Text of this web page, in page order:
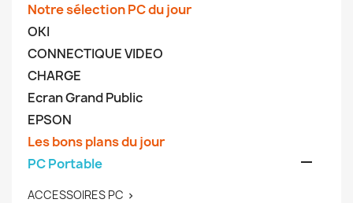
Notre sélection PC du jour
OKI
CONNECTIQUE VIDEO
CHARGE
Ecran Grand Public
EPSON
Les bons plans du jour
PC Portable

ACCESSOIRES PC 